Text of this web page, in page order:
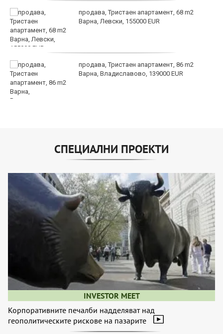
продава, Тристаен апартамент, 68 m2
Варна, Левски, 155000 EUR
продава, Тристаен апартамент, 86 m2
Варна, Владиславово, 139000 EUR
СПЕЦИАЛНИ ПРОЕКТИ
INVESTOR MEET
Корпоративните печалби надделяват над
геополитическите рискове на пазарите